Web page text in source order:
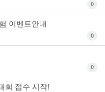
0
이벤트안내
0
0
회 접수 시작!